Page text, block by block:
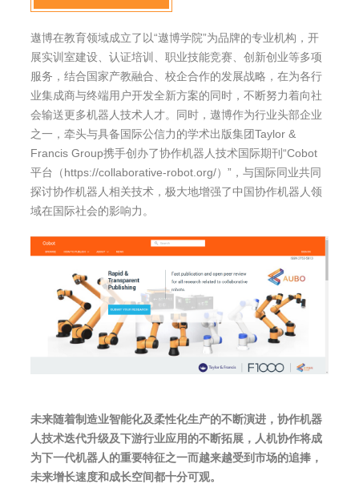
遨博在教育领域成立了以“遨博学院”为品牌的专业机构，开
展实训室建设、认证培训、职业技能竞赛、创新创业等多项
服务，结合国家产教融合、校企合作的发展战略，在为各行
业集成商与终端用户开发全新方案的同时，不断努力着向社
会输送更多机器人技术人才。同时，遨博作为行业头部企业
之一，牵头与具备国际公信力的学术出版集团Taylor &
Francis Group携手创办了协作机器人技术国际期刊“Cobot
平台（https://collaborative-robot.org/）”，与国际同业共同
探讨协作机器人相关技术，极大地增强了中国协作机器人领
域在国际社会的影响力。
未来随着制造业智能化及柔性化生产的不断演进，协作机器
人技术迭代升级及下游行业应用的不断拓展，人机协作将成
为下一代机器人的重要特征之一而越来越受到市场的追捧，
未来增长速度和成长空间都十分可观。